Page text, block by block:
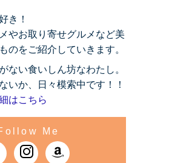
き！
やお取り寄せグルメなど美
のをご紹介していきます。
ない食いしん坊なわたし。
いか、日々模索中です！！
はこちら